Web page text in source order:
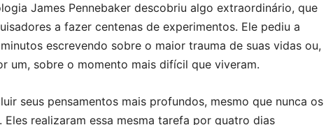
James Pennebaker descobriu algo extraordinário, que
a fazer centenas de experimentos. Ele pediu a
escrevendo sobre o maior trauma de suas vidas ou,
um, sobre o momento mais difícil que viveram.
seus pensamentos mais profundos, mesmo que nunca os
realizaram essa mesma tarefa por quatro dias